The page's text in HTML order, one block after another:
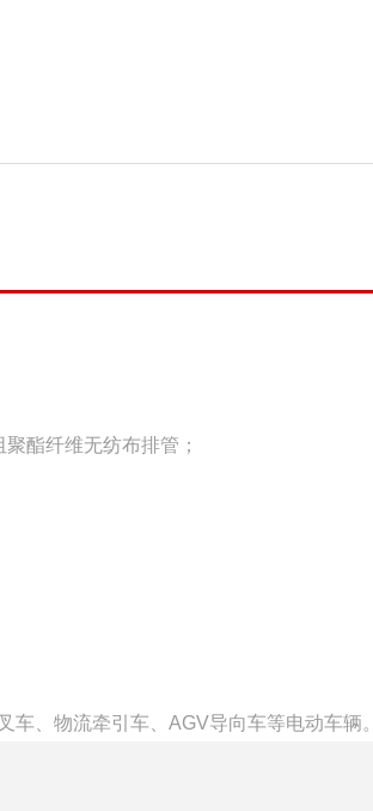
酯纤维无纺布排管；
、物流牵引车、AGV导向车等电动车辆。